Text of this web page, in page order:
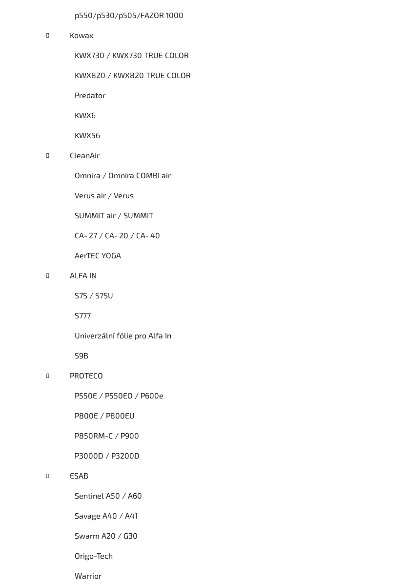
p550/p530/p505/FAZOR 1000
Kowax
KWX730 / KWX730 TRUE COLOR
KWX820 / KWX820 TRUE COLOR
Predator
KWX6
KWX56
CleanAir
Omnira / Omnira COMBI air
Verus air / Verus
SUMMIT air / SUMMIT
CA‑27 / CA‑20 / CA‑40
AerTEC YOGA
ALFA IN
S7S / S7SU
S777
Univerzální fólie pro Alfa In
S9B
PROTECO
P550E / P550EO / P600e
P800E / P800EU
P850RM-C / P900
P3000D / P3200D
ESAB
Sentinel A50 / A60
Savage A40 / A41
Swarm A20 / G30
Origo-Tech
Warrior